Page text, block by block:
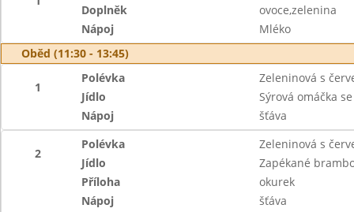
Doplněk
ovoce,zelenina
Nápoj
Mléko
Oběd (11:30 - 13:45)
1
Polévka
Zeleninová s
Jídlo
Sýrová omáčka
Nápoj
šťáva
2
Polévka
Zeleninová s
Jídlo
Zapékané
Příloha
okurek
Nápoj
šťáva